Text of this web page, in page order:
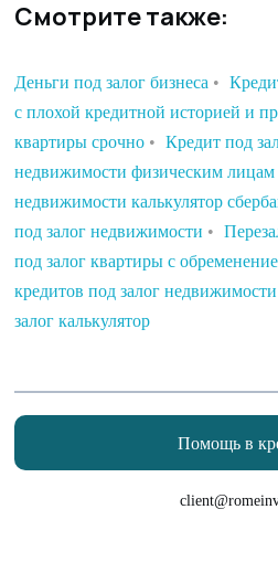
Смотрите также:
Деньги под залог бизнеса •
с плохой кредитной историей и
квартиры срочно • Кредит под
недвижимости физическим лицам
недвижимости калькулятор
под залог недвижимости •
под залог квартиры с
кредитов под залог
залог калькулятор
Помощь в